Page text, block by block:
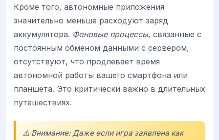
Кроме того, автономные приложения
значительно меньше расходуют заряд
аккумулятора. Фоновые процессы, связанные с
постоянным обменом данными с сервером,
отсутствуют, что продлевает время
автономной работы вашего смартфона или
планшета. Это критически важно в длительных
путешествиях.
⚠️ Внимание: Даже если игра заявлена как